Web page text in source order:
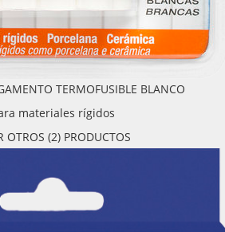
TERMOFUSIBLE BLANCO
materiales rígidos
OTROS (2) PRODUCTOS